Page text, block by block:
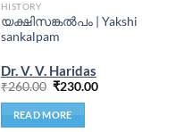
HISTORY
യക്ഷിസങ്കൽപം | Yakshi
sankalpam
Dr. V. V. Haridas
₹260.00 ₹230.00
READ MORE